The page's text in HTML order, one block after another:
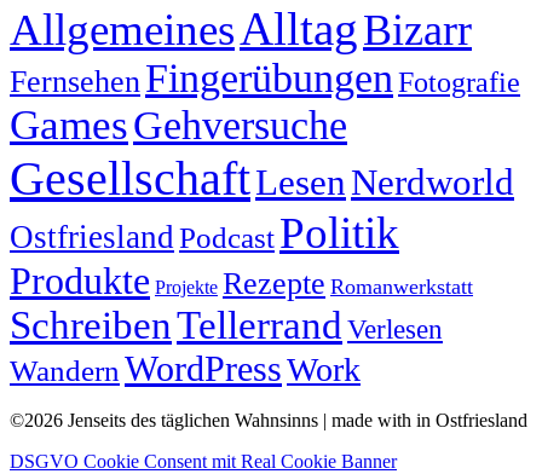
AllgemeinesAlltagBizarr
Fernsehen Fingerübungen Fotografie
GamesGehversuche
GesellschaftLesen Nerdworld
Ostfriesland PodcastPolitik
Produkte Projekte Rezepte Romanwerkstatt
SchreibenTellerrand Verlesen
Wandern WordPressWork
©2026 Jenseits des täglichen Wahnsinns | made with in Ostfriesland
DSGVO Cookie Consent mit Real Cookie Banner